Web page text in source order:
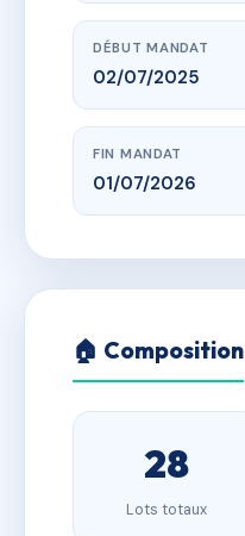
DÉBUT MANDAT
02/07/2025
FIN MANDAT
01/07/2026
🏠 Composition
28
Lots totaux